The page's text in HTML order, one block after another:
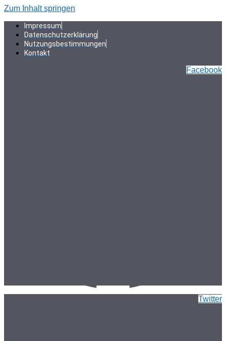
Zum Inhalt springen
Impressum
Datenschutzerklärung
Nutzungsbestimmungen
Kontakt
Facebook
Twitter